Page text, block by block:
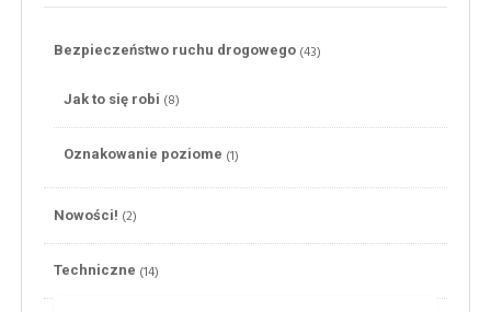
Bezpieczeństwo ruchu drogowego (43)
Jak to się robi (8)
Oznakowanie poziome (1)
Nowości! (2)
Techniczne (14)